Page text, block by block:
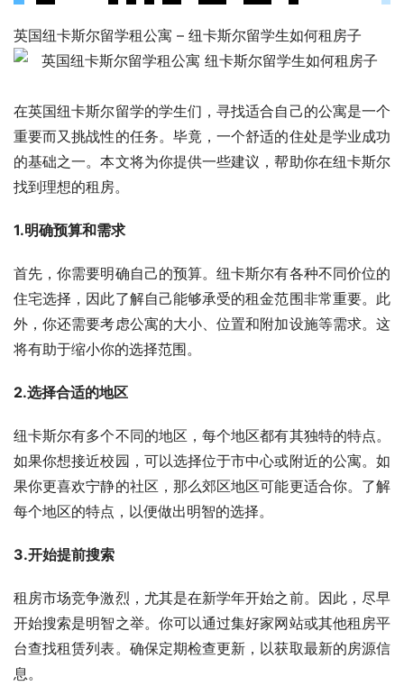
英国纽卡斯尔留学租公寓 – 纽卡斯尔留学生如何租房子
在英国纽卡斯尔留学的学生们，寻找适合自己的公寓是一个
重要而又挑战性的任务。毕竟，一个舒适的住处是学业成功
的基础之一。本文将为你提供一些建议，帮助你在纽卡斯尔
找到理想的租房。
1.明确预算和需求
首先，你需要明确自己的预算。纽卡斯尔有各种不同价位的
住宅选择，因此了解自己能够承受的租金范围非常重要。此
外，你还需要考虑公寓的大小、位置和附加设施等需求。这
将有助于缩小你的选择范围。
2.选择合适的地区
纽卡斯尔有多个不同的地区，每个地区都有其独特的特点。
如果你想接近校园，可以选择位于市中心或附近的公寓。如
果你更喜欢宁静的社区，那么郊区地区可能更适合你。了解
每个地区的特点，以便做出明智的选择。
3.开始提前搜索
租房市场竞争激烈，尤其是在新学年开始之前。因此，尽早
开始搜索是明智之举。你可以通过集好家网站或其他租房平
台查找租赁列表。确保定期检查更新，以获取最新的房源信
息。